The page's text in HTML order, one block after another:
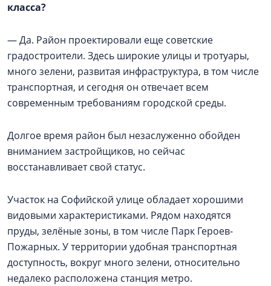
класса?
— Да. Район проектировали еще советские
градостроители. Здесь широкие улицы и тротуары,
много зелени, развитая инфраструктура, в том числе
транспортная, и сегодня он отвечает всем
современным требованиям городской среды.
Долгое время район был незаслуженно обойден
вниманием застройщиков, но сейчас
восстанавливает свой статус.
Участок на Софийской улице обладает хорошими
видовыми характеристиками. Рядом находятся
пруды, зелёные зоны, в том числе Парк Героев-
Пожарных. У территории удобная транспортная
доступность, вокруг много зелени, относительно
недалеко расположена станция метро.